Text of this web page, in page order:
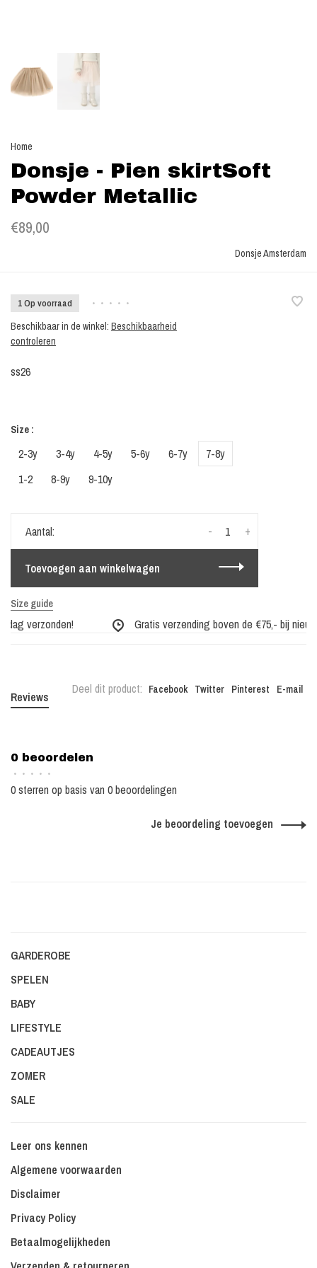
Home
Donsje - Pien skirtSoft
Powder Metallic
€89,00
Donsje Amsterdam
1 Op voorraad • • • • •
Beschikbaar in de winkel: Beschikbaarheid
controleren
ss26
Size :
2-3y 3-4y 4-5y 5-6y 6-7y
7-8y
1-2
8-9y 9-10y
Aantal: +
-
Toevoegen aan winkelwagen
Size guide
verzonden! Gratis verzending boven de €75,- bij
Deel dit product: Facebook Twitter Pinterest E-mail
Reviews
0 beoordelen
• • • • •
0 sterren op basis van 0 beoordelingen
Je beoordeling toevoegen
GARDEROBE
SPELEN
BABY
LIFESTYLE
CADEAUTJES
ZOMER
SALE
Leer ons kennen
Algemene voorwaarden
Disclaimer
Privacy Policy
Betaalmogelijkheden